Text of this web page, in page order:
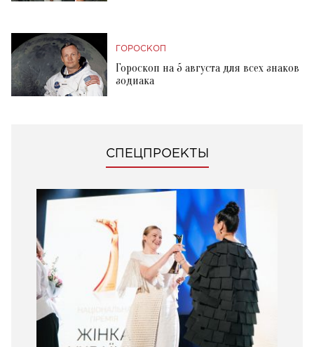
ГОРОСКОП
Гороскоп на 5 августа для всех знаков
зодиака
СПЕЦПРОЕКТЫ